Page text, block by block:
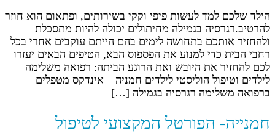
הילד שלכם למד לעשות פיפי וקקי בשירותים, ופתאום הוא חוזר
להרטיב.רגרסיה בגמילה מחיתולים יכולה להיות מתסכלת
ולהחזיר אותכם בתחושה לימים בהם הייתם עוקבים אחרי בכל
רחבי הבית כדי למנוע את הפספוס הבא, הטיפים הבאים יעזרו
לכם להחזיר את היובש ואת הרוגע הביתה: רפואה משלימה
לילדים וטיפול הוליסטי לילדים חמניה – אינדקס מטפלים
ברפואה משלימה רגרסיה בגמילה […]
חמנייה- הפורטל המקצועי לטיפול